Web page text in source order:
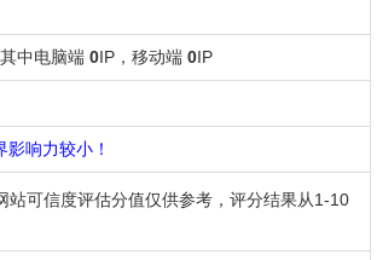
中电脑端 0IP，移动端 0IP
影响力较小！
站可信度评估分值仅供参考，评分结果从1-10